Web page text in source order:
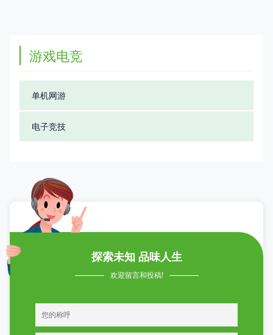
游戏电竞
单机网游
电子竞技
探索未知 品味人生
欢迎留言和投稿!